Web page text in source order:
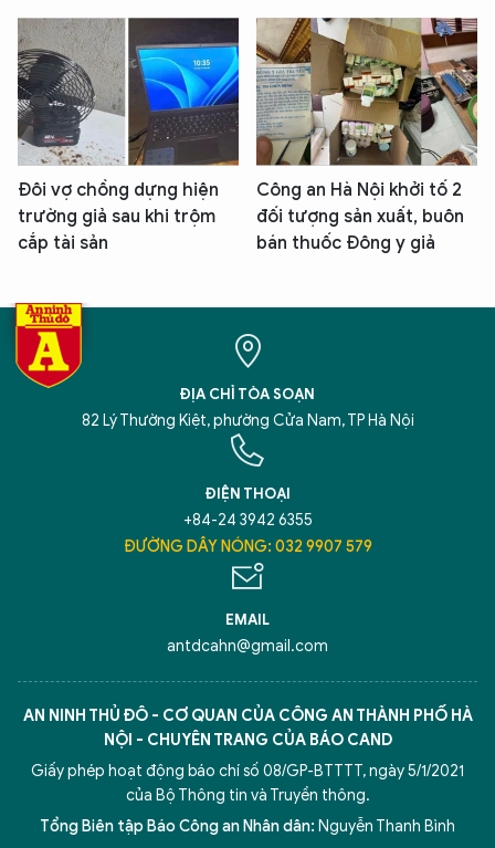
Đôi vợ chồng dựng hiện
trường giả sau khi trộm
cắp tài sản
Công an Hà Nội khởi tố 2
đối tượng sản xuất, buôn
bán thuốc Đông y giả
ĐỊA CHỈ TÒA SOẠN
82 Lý Thường Kiệt, phường Cửa Nam, TP Hà Nội
ĐIỆN THOẠI
+84-24 3942 6355
ĐƯỜNG DÂY NÓNG: 032 9907 579
EMAIL
antdcahn@gmail.com
AN NINH THỦ ĐÔ - CƠ QUAN CỦA CÔNG AN THÀNH PHỐ HÀ
NỘI - CHUYÊN TRANG CỦA BÁO CAND
Giấy phép hoạt động báo chí số 08/GP-BTTTT, ngày 5/1/2021
của Bộ Thông tin và Truyền thông.
Tổng Biên tập Báo Công an Nhân dân: Nguyễn Thanh Bình